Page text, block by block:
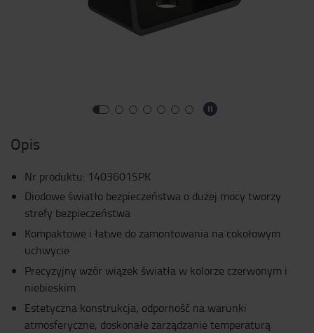
Opis
Nr produktu: 1403601SPK
Diodowe światło bezpieczeństwa o dużej mocy tworzy
strefy bezpieczeństwa
Kompaktowe i łatwe do zamontowania na cokołowym
uchwycie
Precyzyjny wzór wiązek światła w kolorze czerwonym i
niebieskim
Estetyczna konstrukcja, odporność na warunki
atmosferyczne, doskonałe zarządzanie temperaturą